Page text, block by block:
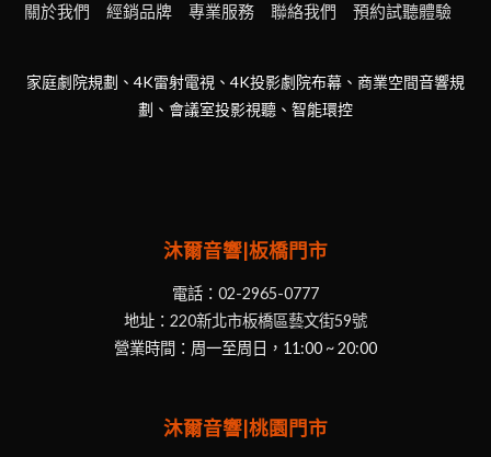
關於我們 經銷品牌 專業服務 聯絡我們 預約試聽體驗
家庭劇院規劃、4K雷射電視、4K投影劇院布幕、商業空間音響規
劃、會議室投影視聽、智能環控
沐爾音響|板橋門市
電話： 02-2965-0777
地址： 220新北市板橋區藝文街59號
營業時間：周一至周日，11:00 ~ 20:00
沐爾音響|桃園門市